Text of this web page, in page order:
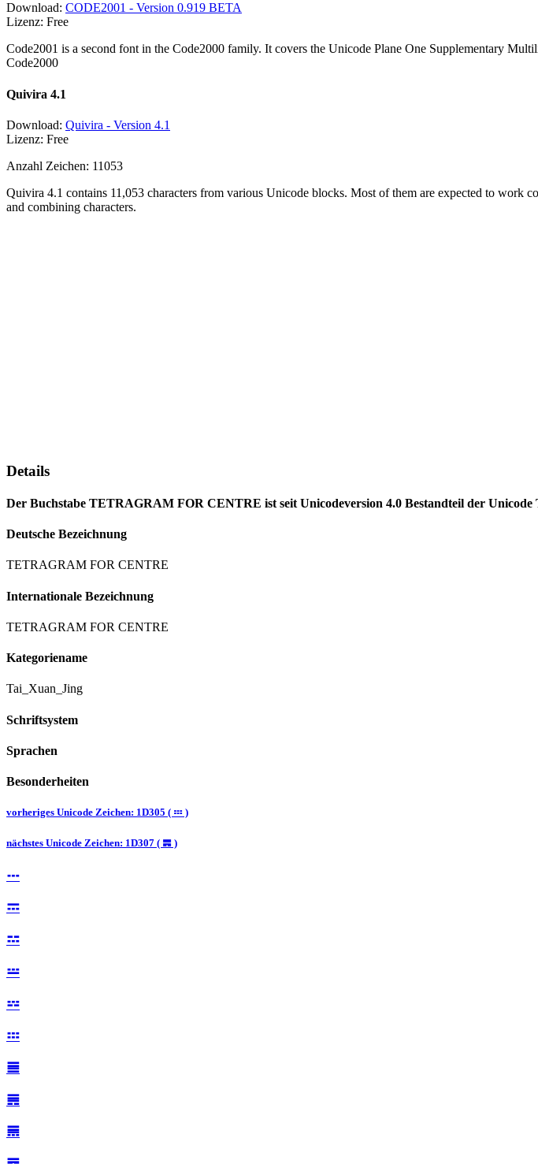
Download: CODE2001 - Version 0.919 BETA
Lizenz: Free
Code2001 is a second font in the Code2000 family. It covers the Unicode Plane One Supplementary
Code2000
Quivira 4.1
Download: Quivira - Version 4.1
Lizenz: Free
Anzahl Zeichen: 11053
Quivira 4.1 contains 11,053 characters from various Unicode blocks. Most of them are expected to work
and combining characters.
Details
Der Buchstabe TETRAGRAM FOR CENTRE ist seit Unicodeversion 4.0 Bestandteil der Unicode
Deutsche Bezeichnung
TETRAGRAM FOR CENTRE
Internationale Bezeichnung
TETRAGRAM FOR CENTRE
Kategoriename
Tai_Xuan_Jing
Schriftsystem
Sprachen
Besonderheiten
vorheriges Unicode Zeichen: 1D305 ( 𝌅 )
nächstes Unicode Zeichen: 1D307 ( 𝌇 )
𝌀
𝌁
𝌂
𝌃
𝌄
𝌅
𝌆
𝌇
𝌈